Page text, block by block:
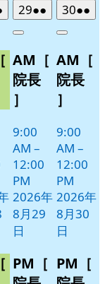
件
イ
ベ
ト)
292026
年
月
29
日
●●
件
イ
ベ
ト)
Close
AM［
院長
］
9:00
AM –
12:00
PM
2026年
8月29
日
PM［
302026
年
月
30
日
●●
件
イ
Close
AM［
院長
］
9:00
AM –
12:00
PM
2026年
8月30
日
PM［